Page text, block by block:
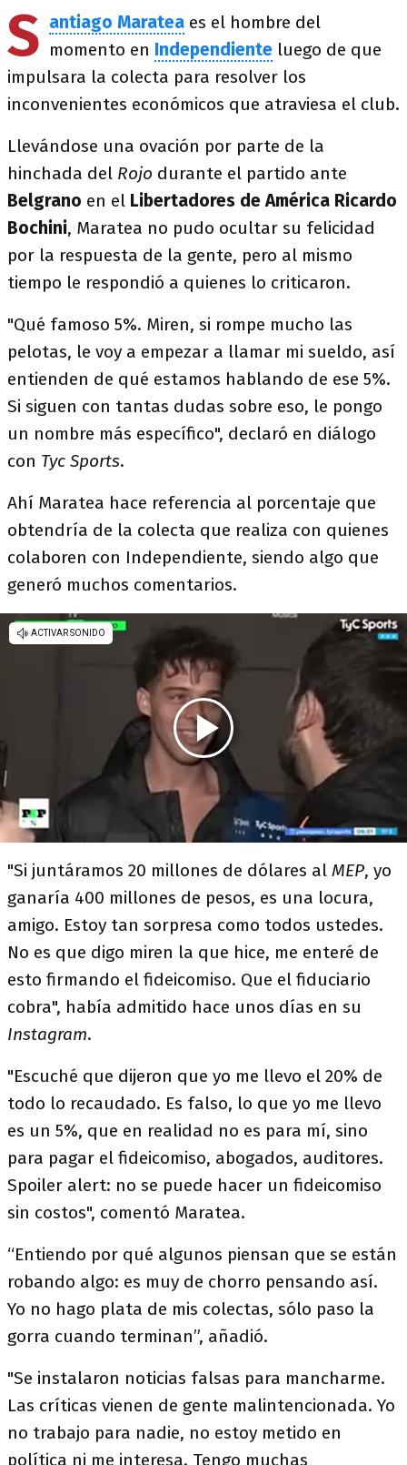
S antiago Maratea es el hombre del
momento en Independiente luego de que
impulsara la colecta para resolver los
inconvenientes económicos que atraviesa el club.
Llevándose una ovación por parte de la
hinchada del Rojo durante el partido ante
Belgrano en el Libertadores de América Ricardo
Bochini, Maratea no pudo ocultar su felicidad
por la respuesta de la gente, pero al mismo
tiempo le respondió a quienes lo criticaron.
"Qué famoso 5%. Miren, si rompe mucho las
pelotas, le voy a empezar a llamar mi sueldo, así
entienden de qué estamos hablando de ese 5%.
Si siguen con tantas dudas sobre eso, le pongo
un nombre más específico", declaró en diálogo
con Tyc Sports.
Ahí Maratea hace referencia al porcentaje que
obtendría de la colecta que realiza con quienes
colaboren con Independiente, siendo algo que
generó muchos comentarios.
"Si juntáramos 20 millones de dólares al MEP, yo
ganaría 400 millones de pesos, es una locura,
amigo. Estoy tan sorpresa como todos ustedes.
No es que digo miren la que hice, me enteré de
esto firmando el fideicomiso. Que el fiduciario
cobra", había admitido hace unos días en su
Instagram.
"Escuché que dijeron que yo me llevo el 20% de
todo lo recaudado. Es falso, lo que yo me llevo
es un 5%, que en realidad no es para mí, sino
para pagar el fideicomiso, abogados, auditores.
Spoiler alert: no se puede hacer un fideicomiso
sin costos", comentó Maratea.
“Entiendo por qué algunos piensan que se están
robando algo: es muy de chorro pensando así.
Yo no hago plata de mis colectas, sólo paso la
gorra cuando terminan”, añadió.
"Se instalaron noticias falsas para mancharme.
Las críticas vienen de gente malintencionada. Yo
no trabajo para nadie, no estoy metido en
política ni me interesa. Tengo muchas